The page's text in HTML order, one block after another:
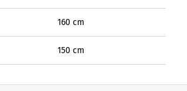
160 cm
150 cm